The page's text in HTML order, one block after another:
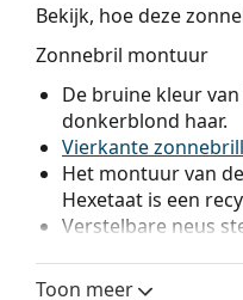
Bekijk, hoe deze
Zonnebril montuur
De bruine kleur
donkerblond haar.
Vierkante
Het montuur van
Hexetaat is een
Verstelbare neus
Toon meer